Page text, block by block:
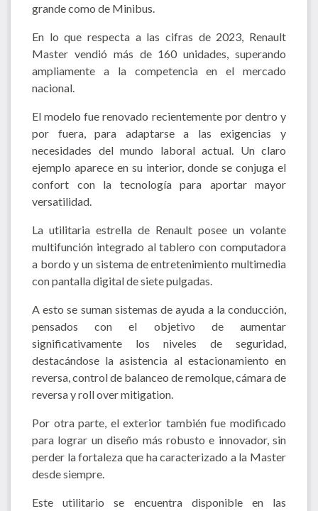
grande como de Minibus.
En lo que respecta a las cifras de 2023, Renault
Master vendió más de 160 unidades, superando
ampliamente a la competencia en el mercado
nacional.
El modelo fue renovado recientemente por dentro y
por fuera, para adaptarse a las exigencias y
necesidades del mundo laboral actual. Un claro
ejemplo aparece en su interior, donde se conjuga el
confort con la tecnología para aportar mayor
versatilidad.
La utilitaria estrella de Renault posee un volante
multifunción integrado al tablero con computadora
a bordo y un sistema de entretenimiento multimedia
con pantalla digital de siete pulgadas.
A esto se suman sistemas de ayuda a la conducción,
pensados con el objetivo de aumentar
significativamente los niveles de seguridad,
destacándose la asistencia al estacionamiento en
reversa, control de balanceo de remolque, cámara de
reversa y roll over mitigation.
Por otra parte, el exterior también fue modificado
para lograr un diseño más robusto e innovador, sin
perder la fortaleza que ha caracterizado a la Master
desde siempre.
Este utilitario se encuentra disponible en las